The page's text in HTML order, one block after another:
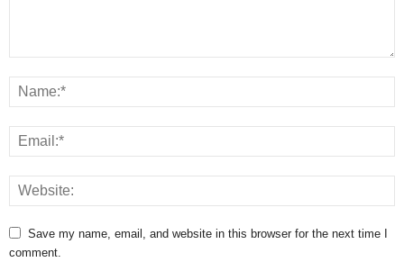
Save my name, email, and website in this browser for the next time I
comment.